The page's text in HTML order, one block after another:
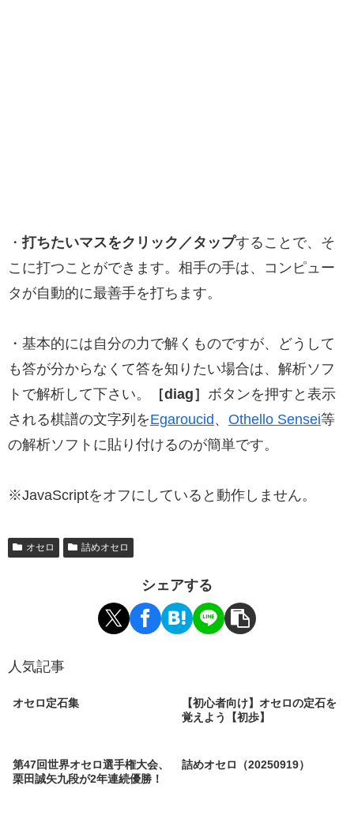
・打ちたいマスをクリック／タップすることで、そ
こに打つことができます。相手の手は、コンピュー
タが自動的に最善手を打ちます。
・基本的には自分の力で解くものですが、どうして
も答が分からなくて答を知りたい場合は、解析ソフ
トで解析して下さい。
［diag］ ボタンを押すと表示
される棋譜の文字列をEgaroucid、 Othello Sensei等
の解析ソフトに貼り付けるのが簡単です。
※JavaScriptをオフにしていると動作しません。
オセロ 詰めオセロ
シェアする
人気記事
オセロ定石集
【初心者向け】オセロの定石を
覚えよう【初歩】
第47回世界オセロ選手権大会、
栗田誠矢九段が2年連続優勝！
詰めオセロ（20250919）